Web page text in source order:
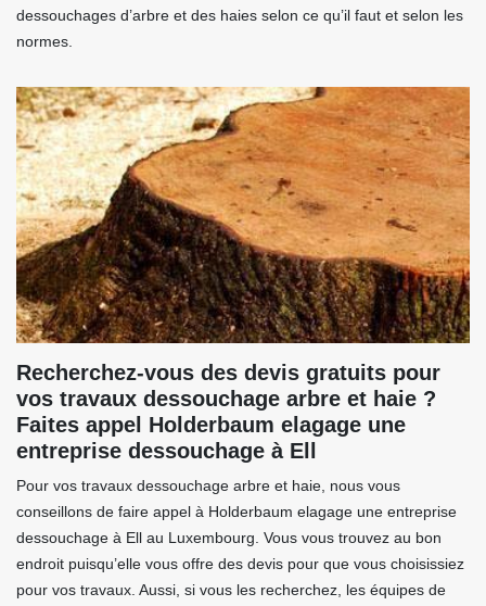
dessouchages d’arbre et des haies selon ce qu’il faut et selon les
normes.
Recherchez-vous des devis gratuits pour
vos travaux dessouchage arbre et haie ?
Faites appel Holderbaum elagage une
entreprise dessouchage à Ell
Pour vos travaux dessouchage arbre et haie, nous vous
conseillons de faire appel à Holderbaum elagage une entreprise
dessouchage à Ell au Luxembourg. Vous vous trouvez au bon
endroit puisqu’elle vous offre des devis pour que vous choisissiez
pour vos travaux. Aussi, si vous les recherchez, les équipes de